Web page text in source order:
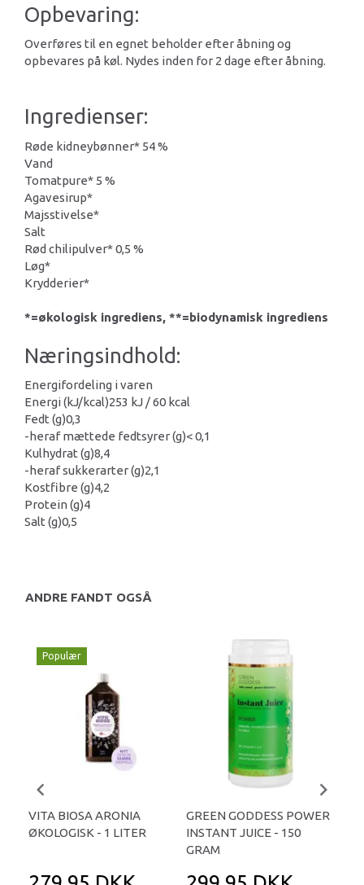
Opbevaring:
Overføres til en egnet beholder efter åbning og
opbevares på køl. Nydes inden for 2 dage efter åbning.
Ingredienser:
Røde kidneybønner* 54 %
Vand
Tomatpure* 5 %
Agavesirup*
Majsstivelse*
Salt
Rød chilipulver* 0,5 %
Løg*
Krydderier*
*=økologisk ingrediens, **=biodynamisk ingrediens
Næringsindhold:
Energifordeling i varen
Energi (kJ/kcal)253 kJ / 60 kcal
Fedt (g)0,3
-heraf mættede fedtsyrer (g)< 0,1
Kulhydrat (g)8,4
-heraf sukkerarter (g)2,1
Kostfibre (g)4,2
Protein (g)4
Salt (g)0,5
ANDRE FANDT OGSÅ
Populær
VITA BIOSA ARONIA
ØKOLOGISK - 1 LITER
GREEN GODDESS POWER
INSTANT JUICE - 150
GRAM